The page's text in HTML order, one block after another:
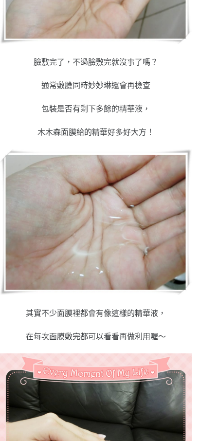
臉敷完了，不過臉敷完就沒事了嗎？
通常敷臉同時妙妙琳還會再檢查
包裝是否有剩下多餘的精華液，
木木森面膜給的精華好多好大方！
其實不少面膜裡都會有像這樣的精華液，
在每次面膜敷完都可以看看再做利用喔～